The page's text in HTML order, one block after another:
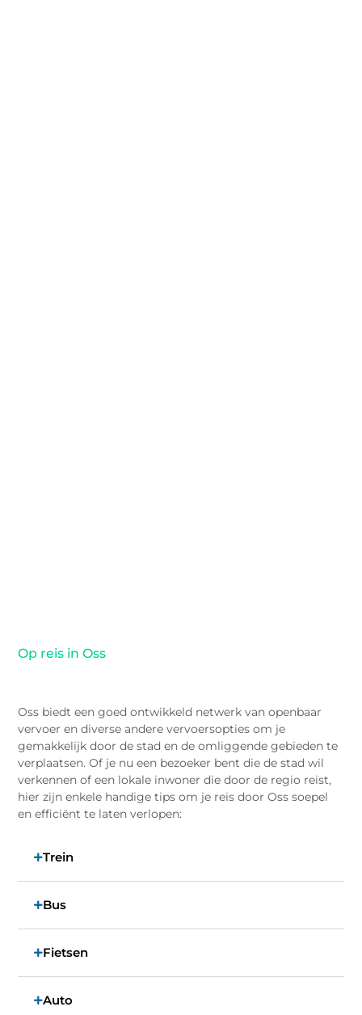
Op reis in Oss
Oss biedt een goed ontwikkeld netwerk van openbaar
vervoer en diverse andere vervoersopties om je
gemakkelijk door de stad en de omliggende gebieden te
verplaatsen. Of je nu een bezoeker bent die de stad wil
verkennen of een lokale inwoner die door de regio reist,
hier zijn enkele handige tips om je reis door Oss soepel
en efficiënt te laten verlopen:
Trein
Bus
Fietsen
Auto